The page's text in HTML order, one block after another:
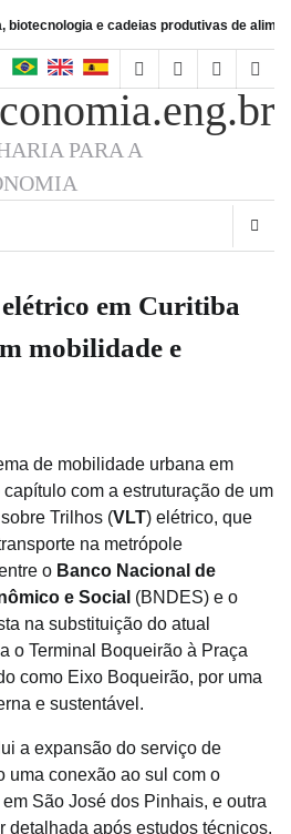
e cadeias produtivas de alimentos
facebookinstagram
linkedin
PARA A
em Curitiba
mobilidade e
de mobilidade urbana em
com a estruturação de um
Trilhos (VLT) elétrico, que
na metrópole
o Banco Nacional de
e Social (BNDES) e o
na substituição do atual
o Terminal Boqueirão à Praça
como Eixo Boqueirão, por uma
e sustentável.
a expansão do serviço de
uma conexão ao sul com o
São José dos Pinhais, e outra
detalhada após estudos técnicos.